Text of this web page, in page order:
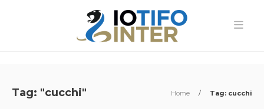
Tag: "cucchi" Home / Tag: cucchi